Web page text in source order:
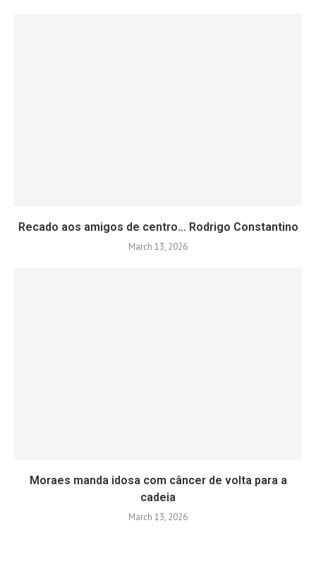
Recado aos amigos de centro… Rodrigo Constantino
March 13, 2026
Moraes manda idosa com câncer de volta para a
cadeia
March 13, 2026